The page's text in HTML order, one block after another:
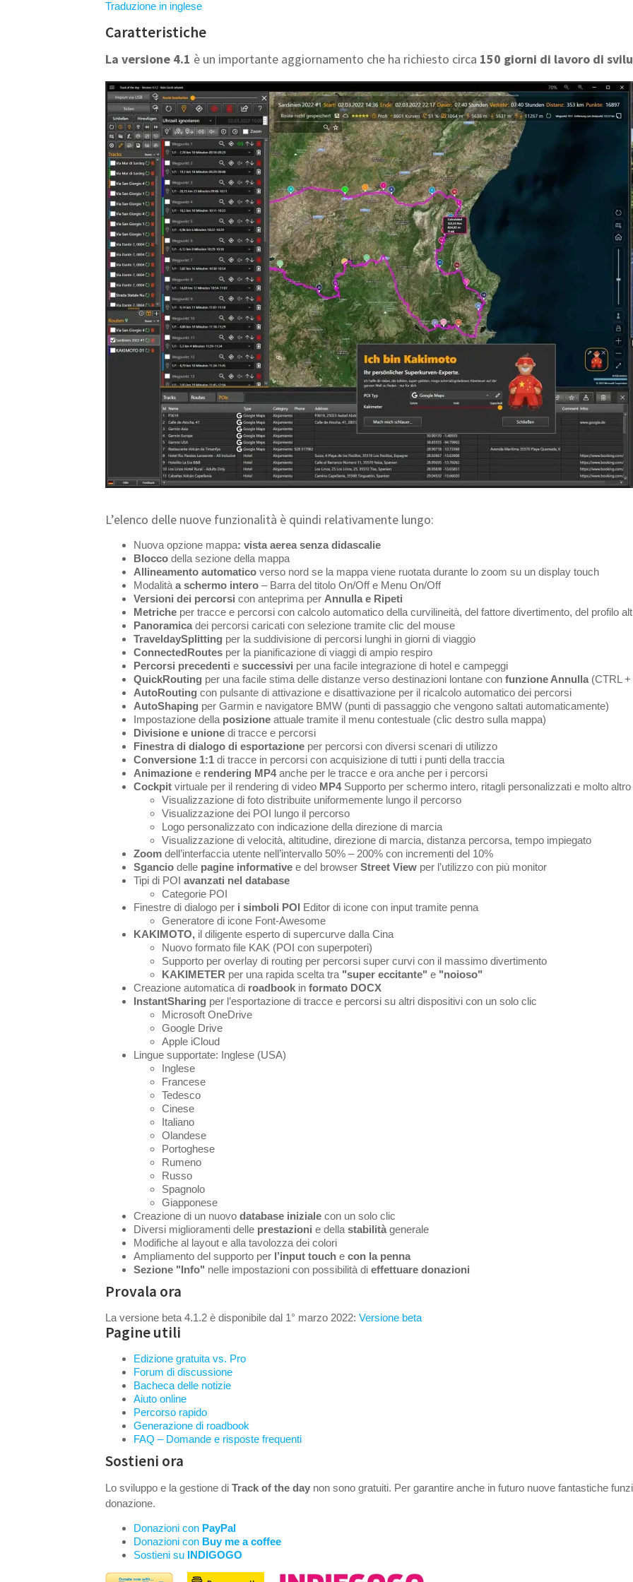
Traduzione in inglese
Caratteristiche
La versione 4.1 è un importante aggiornamento che ha richiesto circa 150 giorni di lavoro di
L’elenco delle nuove funzionalità è quindi relativamente lungo:
Nuova opzione mappa: vista aerea senza didascalie
Blocco della sezione della mappa
Allineamento automatico verso nord se la mappa viene ruotata durante lo zoom su un display touch
Modalitàa schermo intero – Barra del titolo On/Off e Menu On/Off
Versioni dei percorsi con anteprima per Annulla e Ripeti
Metriche per tracce e percorsi con calcolo automatico della curvilineità, del fattore divertimento, del profilo
Panoramica dei percorsi caricati con selezione tramite clic del mouse
TraveldaySplitting per la suddivisione di percorsi lunghi in giorni di viaggio
ConnectedRoutes per la pianificazione di viaggi di ampio respiro
Percorsi precedenti esuccessivi per una facile integrazione di hotel e campeggi
QuickRouting per una facile stima delle distanze verso destinazioni lontane confunzione Annulla (CTRL
AutoRouting con pulsante di attivazione e disattivazione per il ricalcolo automatico dei percorsi
AutoShaping per Garmin e navigatore BMW (punti di passaggio che vengono saltati automaticamente)
Impostazione della posizione attuale tramite il menu contestuale (clic destro sulla mappa)
Divisione e unione di tracce e percorsi
Finestra di dialogo di esportazione per percorsi con diversi scenari di utilizzo
Conversione 1:1 di tracce in percorsi con acquisizione di tutti i punti della traccia
Animazionee rendering MP4anche per le tracce e ora anche per i percorsi
Cockpit virtuale per il rendering di video MP4Supporto per schermo intero, ritagli personalizzati e molto altro
Visualizzazione di foto distribuite uniformemente lungo il percorso
Visualizzazione dei POI lungo il percorso
Logo personalizzato con indicazione della direzione di marcia
Visualizzazione di velocità, altitudine, direzione di marcia, distanza percorsa, tempo impiegato
Zoom dell’interfaccia utente nell’intervallo 50% – 200% con incrementi del 10%
Sgancio delle pagine informative e del browserStreet View per l’utilizzo con più monitor
Tipi di POIavanzati nel database
Categorie POI
Finestre di dialogo per i simboli POI Editor di icone con input tramite penna
Generatore di icone Font-Awesome
KAKIMOTO, il diligente esperto di supercurve dalla Cina
Nuovo formato file KAK (POI con superpoteri)
Supporto per overlay di routing per percorsi super curvi con il massimo divertimento
KAKIMETER per una rapida scelta tra "super eccitante" e "noioso"
Creazione automatica di roadbook informato DOCX
InstantSharing per l’esportazione di tracce e percorsi su altri dispositivi con un solo clic
Microsoft OneDrive
Google Drive
Apple iCloud
Lingue supportate: Inglese (USA)
Inglese
Francese
Tedesco
Cinese
Italiano
Olandese
Portoghese
Rumeno
Russo
Spagnolo
Giapponese
Creazione di un nuovodatabase iniziale con un solo clic
Diversi miglioramenti delle prestazioni e dellastabilità generale
Modifiche al layout e alla tavolozza dei colori
Ampliamento del supporto per l’input touch econ la penna
Sezione "Info" nelle impostazioni con possibilità dieffettuare donazioni
Provala ora
La versione beta 4.1.2 è disponibile dal 1° marzo 2022:Versione beta
Pagine utili
Edizione gratuita vs. Pro
Forum di discussione
Bacheca delle notizie
Aiuto online
Percorso rapido
Generazione di roadbook
FAQ – Domande e risposte frequenti
Sostieni ora
Lo sviluppo e la gestione diTrack of the day non sono gratuiti. Per garantire anche in futuro nuove fantastiche
donazione.
Donazioni con PayPal
Donazioni con Buy me a coffee
Sostieni su INDIGOGO